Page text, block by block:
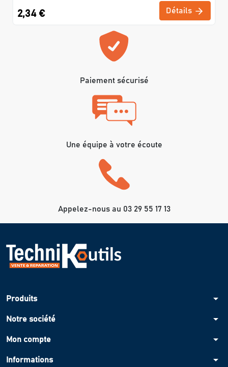
2,34 € Détails
Paiement sécurisé
Une équipe à votre écoute
Appelez-nous au 03 29 55 17 13
Produits arrow_drop_down
Notre société arrow_drop_down
Mon compte arrow_drop_down
Informations arrow_drop_down